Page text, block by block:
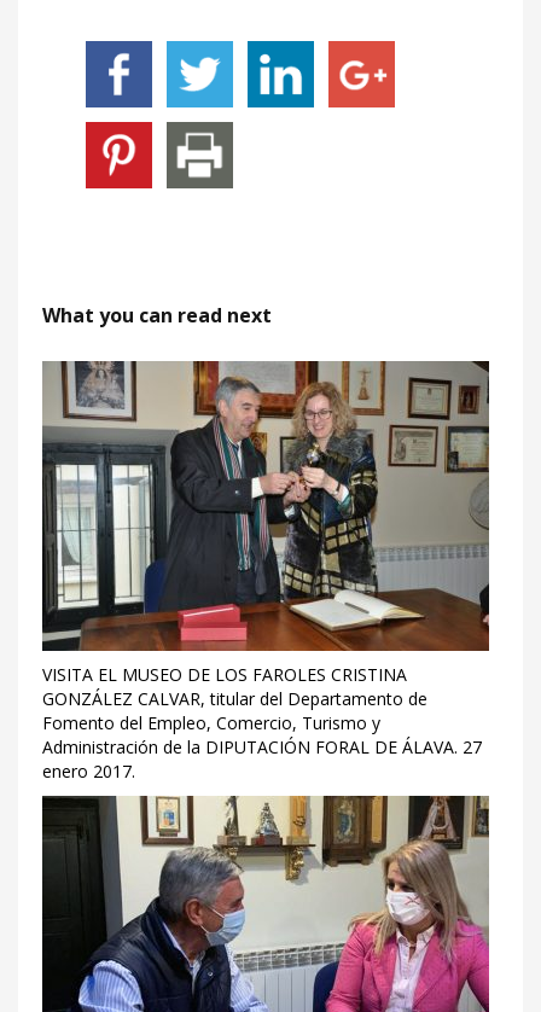
What you can read next
VISITA EL MUSEO DE LOS FAROLES CRISTINA
GONZÁLEZ CALVAR, titular del Departamento de
Fomento del Empleo, Comercio, Turismo y
Administración de la DIPUTACIÓN FORAL DE ÁLAVA. 27
enero 2017.